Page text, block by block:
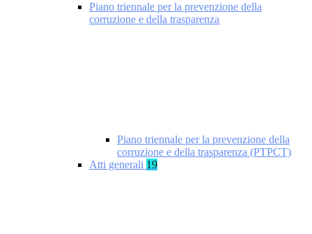
Piano triennale per la prevenzione della
corruzione e della trasparenza
Piano triennale per la prevenzione della
corruzione e della trasparenza (PTPCT)
Atti generali 19